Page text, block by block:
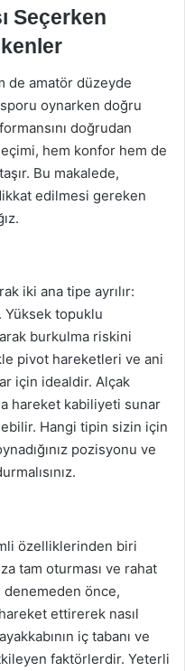
Seçerken
de amatör düzeyde
oynarken doğru
doğrudan
hem konfor hem de
Bu makalede,
edilmesi gereken
iki ana tipe ayrılır:
topuklu
burkulma riskini
pivot hareketleri ve ani
için idealdir. Alçak
hareket kabiliyeti sunar
Hangi tipin sizin için
pozisyonu ve
özelliklerinden biri
tam oturması ve rahat
denemeden önce,
ettirerek nasıl
iç tabanı ve
faktörlerdir. Yeterli